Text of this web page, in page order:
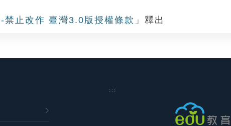
止改作 臺灣3.0版授權條款 」釋出
:::